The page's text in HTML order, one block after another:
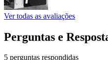
Ver todas as avaliações
Perguntas e
5 perguntas respondidas